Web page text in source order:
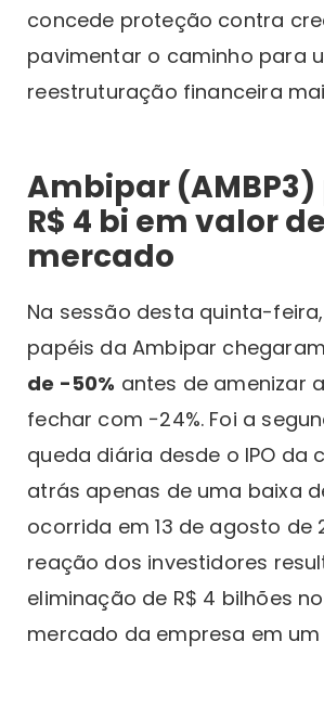
concede proteção contra
pavimentar o caminho para
reestruturação financeira
Ambipar
R$ 4 bi em valor de
mercado
Na sessão desta quinta-
papéis da Ambipar
de -50% antes de amenizar
fechar com −24%. Foi a
queda diária desde o IPO da
atrás apenas de uma baixa
ocorrida em 13 de agosto de
reação dos investidores
eliminação de R$ 4 bilhões
mercado da empresa em um